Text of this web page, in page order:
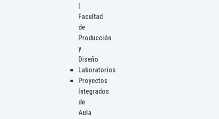
Facultad
de
Producción
y
Diseño
Laboratorios
Proyectos
Integrados
de
Aula